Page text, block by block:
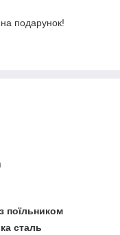
подарунок!
поїльником
сталь